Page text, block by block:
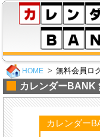
HOME 無料会員ロ
カレンダーBANK
カレンダー